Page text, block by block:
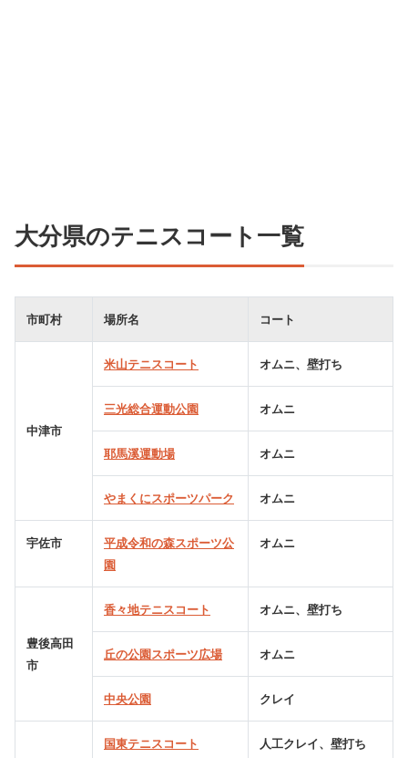
大分県のテニスコート一覧
市町村 場所名 コート
中津市
米山テニスコート オムニ、壁打ち
三光総合運動公園 オムニ
耶馬溪運動場 オムニ
やまくにスポーツパーク オムニ
宇佐市
平成令和の森スポーツ公
園
オムニ
豊後高田
市
香々地テニスコート オムニ、壁打ち
丘の公園スポーツ広場 オムニ
中央公園 クレイ
国東テニスコート 人工クレイ、壁打ち